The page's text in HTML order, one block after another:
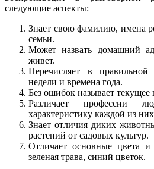
следующие аспекты:
Знает свою фамилию, имена
семьи.
Может назвать домашний
живет.
Перечисляет в правильной
недели и времена года.
Без ошибок называет текущее
Различает профессии
характеристику каждой из
Знает отличия диких
растений от садовых культур.
Отличает основные цвета и
зеленая трава, синий цветок.